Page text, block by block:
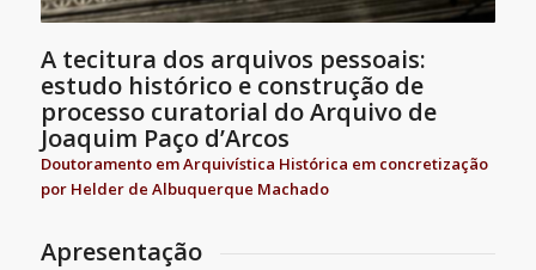
A tecitura dos arquivos pessoais:
estudo histórico e construção de
processo curatorial do Arquivo de
Joaquim Paço d’Arcos
Doutoramento em Arquivística Histórica em concretização
por Helder de Albuquerque Machado
Apresentação